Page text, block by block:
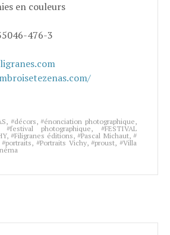
en couleurs
476-3
, décors, énonciation photographique,
festival photographique,
FESTIVAL
, Filigranes éditions, Pascal Michaut,
portraits, Portraits Vichy, proust, Villa